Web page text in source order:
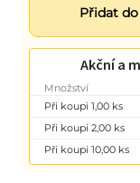
Přidat
Akční a
Množství
Při koupi 1,00 ks
Při koupi 2,00 ks
Při koupi 10,00 ks